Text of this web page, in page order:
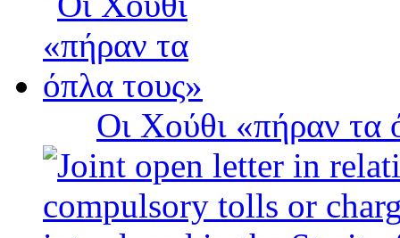
Οι Χούθι «πήραν τα